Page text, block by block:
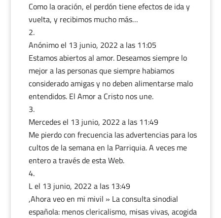
Como la oración, el perdón tiene efectos de ida y
vuelta, y recibimos mucho más…
Anónimoel 13 junio, 2022 a las 11:05
Estamos abiertos al amor. Deseamos siempre lo
mejor a las personas que siempre habiamos
considerado amigas y no deben alimentarse malo
entendidos. El Amor a Cristo nos une.
Mercedesel 13 junio, 2022 a las 11:49
Me pierdo con frecuencia las advertencias para los
cultos de la semana en la Parriquia. A veces me
entero a través de esta Web.
Lel 13 junio, 2022 a las 13:49
,Ahora veo en mi mivil » La consulta sinodial
española: menos clericalismo, misas vivas, acogida